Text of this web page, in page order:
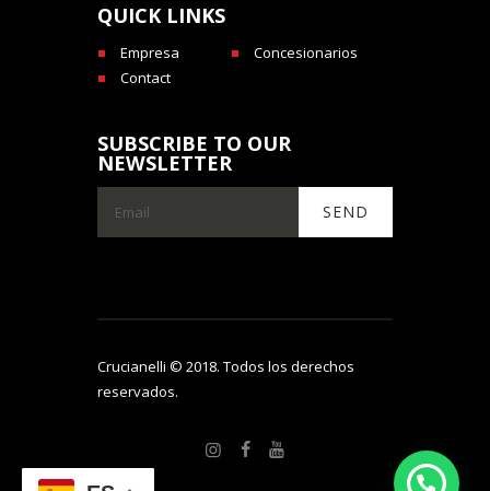
QUICK LINKS
Empresa
Concesionarios
Contact
SUBSCRIBE TO OUR
NEWSLETTER
Crucianelli © 2018. Todos los derechos
reservados.